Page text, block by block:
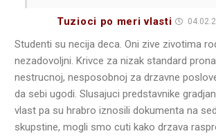
Tuzioci po meri vlasti
Studenti su necija deca. Oni zive zivotima
nezadovoljni. Krivce za nizak standard
nestrucnoj, nesposobnoj za drzavne
da sebi ugodi. Slusajuci predstavnike
vlast pa su hrabro iznosili dokumenta na
skupstine, mogli smo cuti kako drzava